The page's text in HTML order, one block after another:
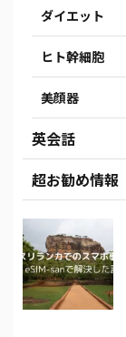
ダイエット
ヒト幹細胞
美顔器
英会話
超お勧め情報